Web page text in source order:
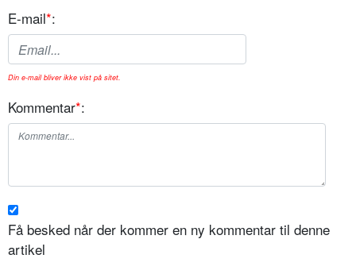
E-mail*:
Din e-mail bliver ikke vist på sitet.
Kommentar*:
Få besked når der kommer en ny kommentar til denne
artikel